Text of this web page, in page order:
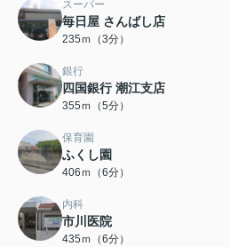
スーパー
毎日屋 さんばし店
235ｍ（3分）
銀行
四国銀行 潮江支店
355ｍ（5分）
保育園
ふくし園
406ｍ（6分）
内科
市川医院
435ｍ（6分）